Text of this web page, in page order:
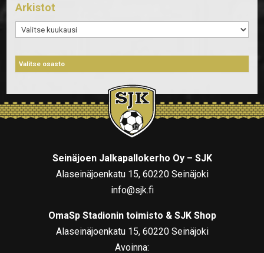
Arkistot
Arkistot
Seinäjoen Jalkapallokerho Oy – SJK
Alaseinäjoenkatu 15, 60220 Seinäjoki
info@sjk.fi
OmaSp Stadionin toimisto & SJK Shop
Alaseinäjoenkatu 15, 60220 Seinäjoki
Avoinna: